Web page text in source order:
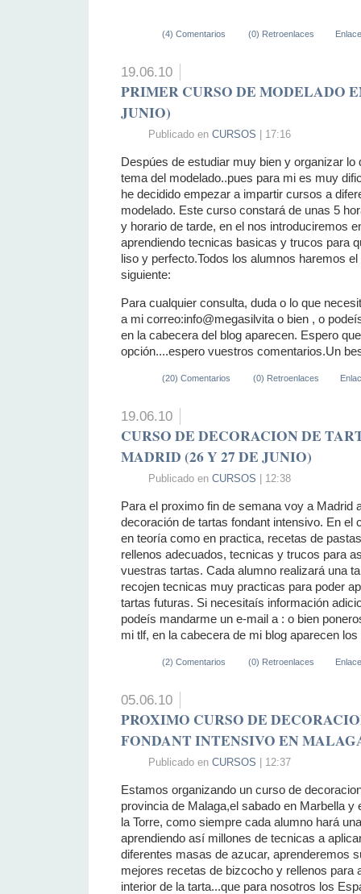
(4) Comentarios (0) Retroenlaces Enlace
19.06.10
PRIMER CURSO DE MODELADO
JUNIO)
Publicado en CURSOS | 17:16
Despúes de estudiar muy bien y organizar
tema del modelado..pues para mi es muy
he decidido empezar a impartir cursos a
modelado. Este curso constará de unas 5
y horario de tarde, en el nos introduciremos
aprendiendo tecnicas basicas y trucos para
liso y perfecto.Todos los alumnos haremos
siguiente:
Para cualquier consulta, duda o lo que
a mi correo:info@megasilvita o bien , o
en la cabecera del blog aparecen. Espero
opción....espero vuestros comentarios.Un
(20) Comentarios (0) Retroenlaces
19.06.10
CURSO DE DECORACION DE
MADRID (26 Y 27 DE JUNIO)
Publicado en CURSOS | 12:38
Para el proximo fin de semana voy a Madrid
decoración de tartas fondant intensivo. En el
en teoría como en practica, recetas de
rellenos adecuados, tecnicas y trucos para
vuestras tartas. Cada alumno realizará una
recojen tecnicas muy practicas para poder
tartas futuras. Si necesitaís información
podeís mandarme un e-mail a : o bien
mi tlf, en la cabecera de mi blog aparecen
(2) Comentarios (0) Retroenlaces Enlace
05.06.10
PROXIMO CURSO DE
FONDANT INTENSIVO EN
Publicado en CURSOS | 12:37
Estamos organizando un curso de
provincia de Malaga,el sabado en Marbella y
la Torre, como siempre cada alumno hará
aprendiendo así millones de tecnicas a
diferentes masas de azucar, aprenderemos
mejores recetas de bizcocho y rellenos para
interior de la tarta...que para nosotros los